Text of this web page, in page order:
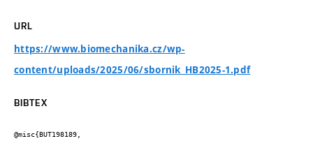
URL
https://www.biomechanika.cz/wp-
content/uploads/2025/06/sbornik_HB2025-1.pdf
BIBTEX
@misc{BUT198189,